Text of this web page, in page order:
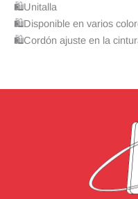
🛍Unitalla
🛍Disponible en varios
🛍Cordón ajuste en la